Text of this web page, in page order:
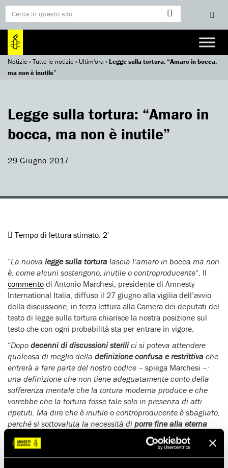
Notizie»Tutte le notizie» Ultim'ora »Legge sulla tortura: “Amaro in bocca,
ma non è inutile”
Legge sulla tortura: “Amaro in
bocca, ma non è inutile”
29 Giugno 2017
Tempo di lettura stimato: 2'
“La nuova legge sulla tortura lascia l’amaro in bocca ma non
è, come alcuni sostengono, inutile o controproducente“. Il
commento di Antonio Marchesi, presidente di Amnesty
International Italia, diffuso il 27 giugno alla vigilia dell’avvio
della discussione, in terza lettura alla Camera dei deputati del
testo di legge sulla tortura chiarisce la nostra posizione sul
testo che con ogni probabilità sta per entrare in vigore.
“Dopo decenni di discussioni sterilici si poteva attendere
qualcosa di meglio della definizione confusa e restrittiva che
entrerà a fare parte del nostro codice – spiega Marchesi –:
una definizione che non tiene adeguatamente conto della
sofferenza mentale che la tortura moderna produce e che
vorrebbe che la tortura fosse tale solo in presenza di atti
ripetuti. Ma dire che è inutile o controproducente è sbagliato,
perché si sottovaluta la necessità di porre fine alla eterna
rimozione della tortura
attraverso il silenzio, scrivendo invece,
una volta per tutte, quella parola indicibile nel codice
penale“.